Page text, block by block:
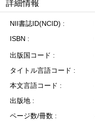
詳細情報
NII書誌ID(NCID)
ISBN
出版国コード
タイトル言語コード
本文言語コード
出版地
ページ数/冊数